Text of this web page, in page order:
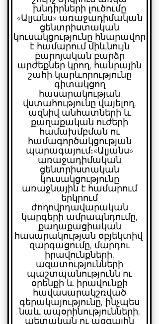
խնդիրների լուծումը
«Ալյանս» առաջադիմական
ցենտրիստական
կուսակցությունը հնարավոր
է համարում միևնույն
բարոյական բարձր
արժեքներ կրող, հանրային
շահի կարևորությունը
գիտակցող
հասարակության
վստահությունը վայելող,
ազնիվ անհատների և
քաղաքական ուժերի
համախմբման ու
համագործակցության
պարագայում։«Ալյանս»
առաջադիմական
ցենտրիստական
կուսակցությունը
առաջնային է համարում
երկրում
ժողովրդավարական
կարգերի ամրապնդումը,
քաղաքացիական
հասարակության օբյեկտիվ
զարգացումը, մարդու
իրավունքների,
ազատությունների
պաշտպանությունն ու
օրենքի և իրավունքի
հավասարակշռված
գերակայությունը, ինչպես
նաև ապօրինությունների,
պետական ու ազգային